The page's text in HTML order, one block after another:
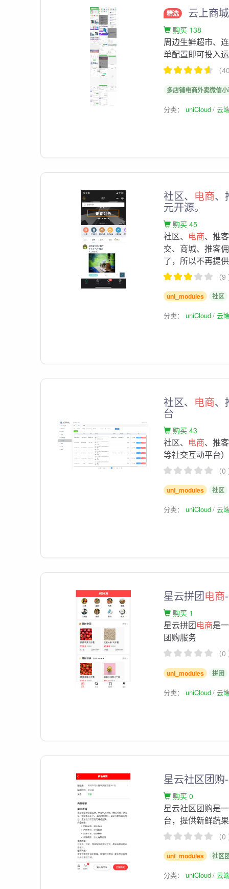
精选 云上商
购买 138
周边生鲜超市、
单配置即可投入
（
多店铺电商外卖微信
分类：uniCloud 云
社区、 电商、
元开源。
购买 45
社区、 电商、推
交、商城、推客
了，所以不再提
（
uni_modules 社区
分类：uniCloud 云
社区、 电商、
台
购买 43
社区、 电商、推
等社交互动平台
（
uni_modules 社区
分类：uniCloud 云
星云拼团电商
购买 1
星云拼团电商是
团购服务
（
uni_modules 拼团
分类：uniCloud 云
星云社区团购
购买 0
星云社区团购是
台，提供新鲜蔬
（
uni_modules 社区
分类：uniCloud 云